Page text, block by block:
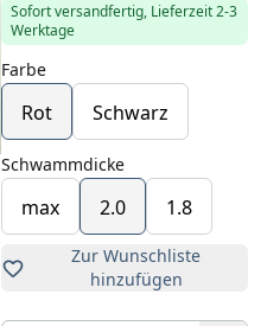
Sofort versandfertig, Lieferzeit 2-3
Werktage
Farbe
Rot Schwarz
Schwammdicke
max 2.0 1.8
Zur Wunschliste
hinzufügen